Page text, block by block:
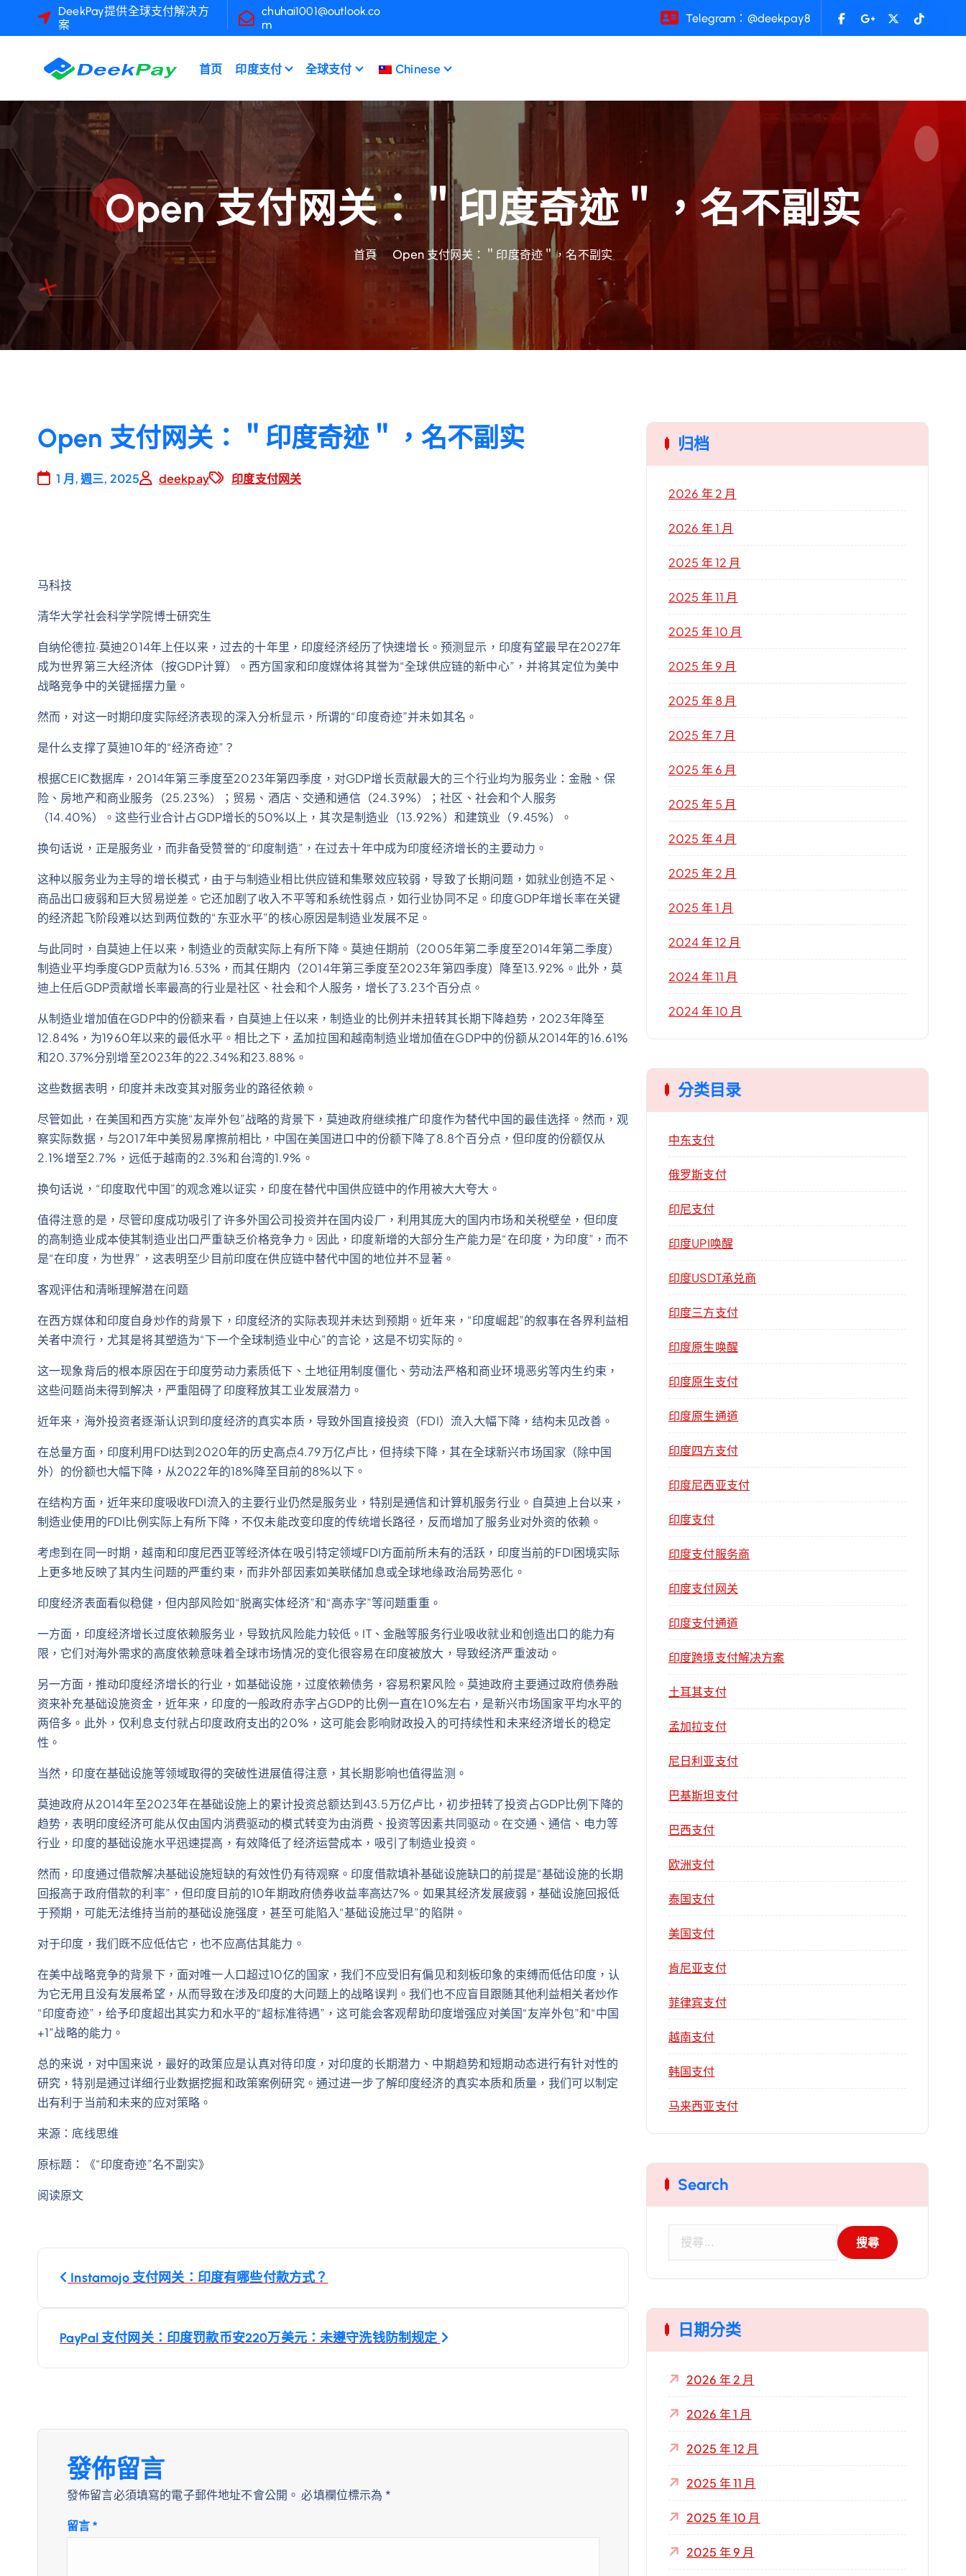
DeekPay提供全球支付解决方
案
chuhai1001@outlook.co
m
Telegram：@deekpay8
首页 印度支付 全球支付 Chinese
Open 支付网关：＂印度奇迹＂，名不副实
首頁 Open 支付网关：＂印度奇迹＂，名不副实
Open 支付网关：＂印度奇迹＂，名不副实
1 月, 週三, 2025 deekpay 印度支付网关
马科技
清华大学社会科学学院博士研究生
自纳伦德拉·莫迪2014年上任以来，过去的十年里，印度经济经历了快速增长。预测显示，印度有望最早在2027年
成为世界第三大经济体（按GDP计算）。西方国家和印度媒体将其誉为“全球供应链的新中心”，并将其定位为美中
战略竞争中的关键摇摆力量。
然而，对这一时期印度实际经济表现的深入分析显示，所谓的“印度奇迹”并未如其名。
是什么支撑了莫迪10年的“经济奇迹”？
根据CEIC数据库，2014年第三季度至2023年第四季度，对GDP增长贡献最大的三个行业均为服务业：金融、保
险、房地产和商业服务（25.23%）；贸易、酒店、交通和通信（24.39%）；社区、社会和个人服务
（14.40%）。这些行业合计占GDP增长的50%以上，其次是制造业（13.92%）和建筑业（9.45%）。
换句话说，正是服务业，而非备受赞誉的“印度制造”，在过去十年中成为印度经济增长的主要动力。
这种以服务业为主导的增长模式，由于与制造业相比供应链和集聚效应较弱，导致了长期问题，如就业创造不足、
商品出口疲弱和巨大贸易逆差。它还加剧了收入不平等和系统性弱点，如行业协同不足。印度GDP年增长率在关键
的经济起飞阶段难以达到两位数的“东亚水平”的核心原因是制造业发展不足。
与此同时，自莫迪上任以来，制造业的贡献实际上有所下降。莫迪任期前（2005年第二季度至2014年第二季度）
制造业平均季度GDP贡献为16.53%，而其任期内（2014年第三季度至2023年第四季度）降至13.92%。此外，莫
迪上任后GDP贡献增长率最高的行业是社区、社会和个人服务，增长了3.23个百分点。
从制造业增加值在GDP中的份额来看，自莫迪上任以来，制造业的比例并未扭转其长期下降趋势，2023年降至
12.84%，为1960年以来的最低水平。相比之下，孟加拉国和越南制造业增加值在GDP中的份额从2014年的16.61%
和20.37%分别增至2023年的22.34%和23.88%。
这些数据表明，印度并未改变其对服务业的路径依赖。
尽管如此，在美国和西方实施“友岸外包”战略的背景下，莫迪政府继续推广印度作为替代中国的最佳选择。然而，观
察实际数据，与2017年中美贸易摩擦前相比，中国在美国进口中的份额下降了8.8个百分点，但印度的份额仅从
2.1%增至2.7%，远低于越南的2.3%和台湾的1.9%。
换句话说，“印度取代中国”的观念难以证实，印度在替代中国供应链中的作用被大大夸大。
值得注意的是，尽管印度成功吸引了许多外国公司投资并在国内设厂，利用其庞大的国内市场和关税壁垒，但印度
的高制造业成本使其制造业出口严重缺乏价格竞争力。因此，印度新增的大部分生产能力是“在印度，为印度”，而不
是“在印度，为世界”，这表明至少目前印度在供应链中替代中国的地位并不显著。
客观评估和清晰理解潜在问题
在西方媒体和印度自身炒作的背景下，印度经济的实际表现并未达到预期。近年来，“印度崛起”的叙事在各界利益相
关者中流行，尤其是将其塑造为“下一个全球制造业中心”的言论，这是不切实际的。
这一现象背后的根本原因在于印度劳动力素质低下、土地征用制度僵化、劳动法严格和商业环境恶劣等内生约束，
这些问题尚未得到解决，严重阻碍了印度释放其工业发展潜力。
近年来，海外投资者逐渐认识到印度经济的真实本质，导致外国直接投资（FDI）流入大幅下降，结构未见改善。
在总量方面，印度利用FDI达到2020年的历史高点4.79万亿卢比，但持续下降，其在全球新兴市场国家（除中国
外）的份额也大幅下降，从2022年的18%降至目前的8%以下。
在结构方面，近年来印度吸收FDI流入的主要行业仍然是服务业，特别是通信和计算机服务行业。自莫迪上台以来，
制造业使用的FDI比例实际上有所下降，不仅未能改变印度的传统增长路径，反而增加了服务业对外资的依赖。
考虑到在同一时期，越南和印度尼西亚等经济体在吸引特定领域FDI方面前所未有的活跃，印度当前的FDI困境实际
上更多地反映了其内生问题的严重约束，而非外部因素如美联储加息或全球地缘政治局势恶化。
印度经济表面看似稳健，但内部风险如“脱离实体经济”和“高赤字”等问题重重。
一方面，印度经济增长过度依赖服务业，导致抗风险能力较低。IT、金融等服务行业吸收就业和创造出口的能力有
限，它们对海外需求的高度依赖意味着全球市场情况的变化很容易在印度被放大，导致经济严重波动。
另一方面，推动印度经济增长的行业，如基础设施，过度依赖债务，容易积累风险。莫迪政府主要通过政府债券融
资来补充基础设施资金，近年来，印度的一般政府赤字占GDP的比例一直在10%左右，是新兴市场国家平均水平的
两倍多。此外，仅利息支付就占印度政府支出的20%，这可能会影响财政投入的可持续性和未来经济增长的稳定
性。
当然，印度在基础设施等领域取得的突破性进展值得注意，其长期影响也值得监测。
莫迪政府从2014年至2023年在基础设施上的累计投资总额达到43.5万亿卢比，初步扭转了投资占GDP比例下降的
趋势，表明印度经济可能从仅由国内消费驱动的模式转变为由消费、投资等因素共同驱动。在交通、通信、电力等
行业，印度的基础设施水平迅速提高，有效降低了经济运营成本，吸引了制造业投资。
然而，印度通过借款解决基础设施短缺的有效性仍有待观察。印度借款填补基础设施缺口的前提是“基础设施的长期
回报高于政府借款的利率”，但印度目前的10年期政府债券收益率高达7%。如果其经济发展疲弱，基础设施回报低
于预期，可能无法维持当前的基础设施强度，甚至可能陷入“基础设施过早”的陷阱。
对于印度，我们既不应低估它，也不应高估其能力。
在美中战略竞争的背景下，面对唯一人口超过10亿的国家，我们不应受旧有偏见和刻板印象的束缚而低估印度，认
为它无用且没有发展希望，从而导致在涉及印度的大问题上的战略误判。我们也不应盲目跟随其他利益相关者炒作
“印度奇迹”，给予印度超出其实力和水平的“超标准待遇”，这可能会客观帮助印度增强应对美国“友岸外包”和“中国
+1”战略的能力。
总的来说，对中国来说，最好的政策应是认真对待印度，对印度的长期潜力、中期趋势和短期动态进行有针对性的
研究，特别是通过详细行业数据挖掘和政策案例研究。通过进一步了解印度经济的真实本质和质量，我们可以制定
出有利于当前和未来的应对策略。
来源：底线思维
原标题：《“印度奇迹”名不副实》
阅读原文
文
導
Instamojo 支付网关：印度有哪些付款方式？
PayPal 支付网关：印度罚款币安220万美元：未遵守洗钱防制规定
發佈留言
發佈留言必須填寫的電子郵件地址不會公開。 必填欄位標示為 *
留言*
归档
2026 年 2 月
2026 年 1 月
2025 年 12 月
2025 年 11 月
2025 年 10 月
2025 年 9 月
2025 年 8 月
2025 年 7 月
2025 年 6 月
2025 年 5 月
2025 年 4 月
2025 年 2 月
2025 年 1 月
2024 年 12 月
2024 年 11 月
2024 年 10 月
分类目录
中东支付
俄罗斯支付
印尼支付
印度UPI唤醒
印度USDT承兑商
印度三方支付
印度原生唤醒
印度原生支付
印度原生通道
印度四方支付
印度尼西亚支付
印度支付
印度支付服务商
印度支付网关
印度支付通道
印度跨境支付解决方案
土耳其支付
孟加拉支付
尼日利亚支付
巴基斯坦支付
巴西支付
欧洲支付
泰国支付
美国支付
肯尼亚支付
菲律宾支付
越南支付
韩国支付
马来西亚支付
Search
字
:
日期分类
2026 年 2 月
2026 年 1 月
2025 年 12 月
2025 年 11 月
2025 年 10 月
2025 年 9 月